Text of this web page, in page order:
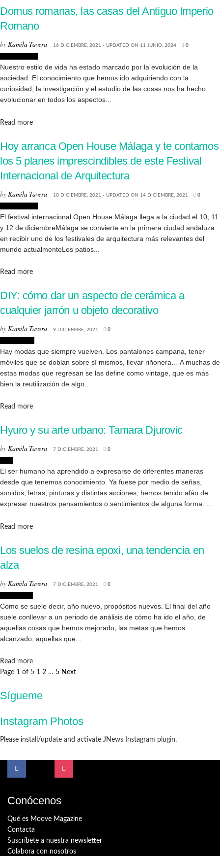
Domus romanas, las casas del Antiguo Imperio
Romano
byKamila Tavera 16 DICIEMBRE, 2021 - UPDATED ON 11 JUNIO, 2024 0
Nuestro estilo de vida ha estado marcado por la evolución de la
sociedad. El conocimiento que hemos ido adquiriendo con la
curiosidad, la investigación y el estudio de las cosas nos ha hecho
evolucionar en todos los aspectos...
Read moreDetails
Hoy arranca Open House Málaga y te contamos
los 5 planes imprescindibles de este Festival
Internacional de Arquitectura
by Kamila Tavera 10 DICIEMBRE, 2021 - UPDATED ON 14 DICIEMBRE, 2021 0
El festival internacional Open House Málaga llega a la ciudad el 10, 11
y 12 de diciembreMálaga se convierte en la primera ciudad andaluza
en recibir uno de los festivales de arquitectura más relevantes del
mundo actualmenteLos patios...
Read moreDetails
DIY: cómo dar un aspecto de cerámica a
cualquier jarrón u objeto decorativo
byKamila Tavera 9 DICIEMBRE, 2021 0
Hay modas que siempre vuelven. Los pantalones campana, tener
móviles que se doblan sobre sí mismos, llevar riñonera… A muchas de
estas modas que regresan se las define como vintage, que es más
bien la reutilización de algo...
Read moreDetails
Hyuro y su arte urbano: Tamara Djurovic
byKamila Tavera 7 DICIEMBRE, 2021 0
El ser humano ha aprendido a expresarse de diferentes maneras
desde que tenemos conocimiento. Ya fuese por medio de señas,
sonidos, letras, pinturas y distintas acciones, hemos tenido afán de
expresar nuestros pensamientos o sentimientos de alguna forma. ...
Read moreDetails
Los suelos de resina epoxi, una tendencia en
alza
by Kamila Tavera 7 DICIEMBRE, 2021 0
Como se suele decir, año nuevo, propósitos nuevos. El final del año
suele conllevar a un periodo de análisis de cómo ha ido el año, de
aquellas cosas que hemos mejorado, las metas que hemos
alcanzado, aquellas que...
Read moreDetails
Page 1 of 5 1 2 … 5 Next
Sígueme
Instagram Photos
Please install/update and activate JNews Instagram plugin.
Conócenos
Qué es Moove Magazine
Contacta
Suscríbete a nuestra newsletter
Colabora con nosotros